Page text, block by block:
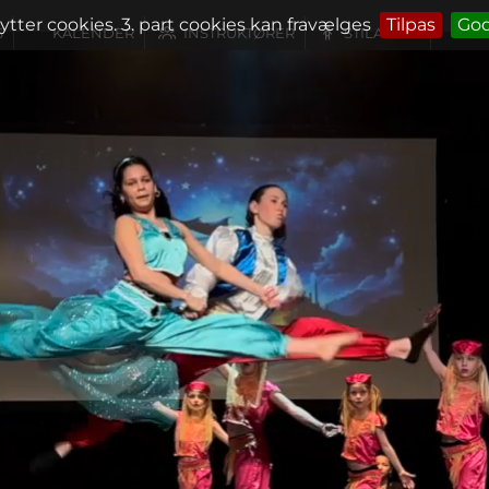
cookies. 3. part cookies kan fravælges Tilpas
KALENDER INSTRUKTØRER STILARTER